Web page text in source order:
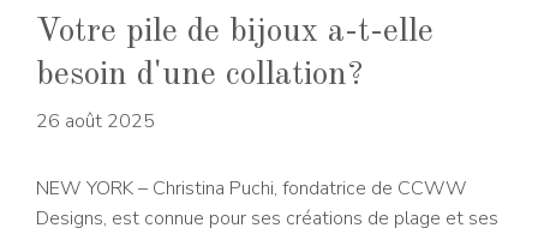
Votre pile de bijoux a-t-elle
besoin d'une collation?
26 août 2025
NEW YORK – Christina Puchi, fondatrice de CCWW
Designs, est connue pour ses créations de plage et ses